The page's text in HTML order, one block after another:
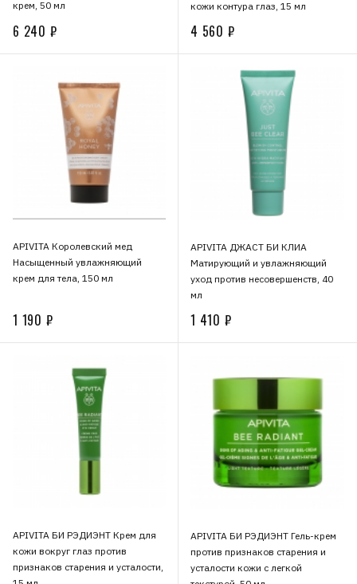
крем, 50 мл
6 240 ₽
кожи контура глаз, 15 мл
4 560 ₽
APIVITA Королевский мед
Насыщенный увлажняющий
крем для тела, 150 мл
1 190 ₽
APIVITA ДЖАСТ БИ КЛИА
Матирующий и увлажняющий
уход против несовершенств, 40
мл
1 410 ₽
APIVITA БИ РЭДИЭНТ Крем для
кожи вокруг глаз против
признаков старения и усталости,
APIVITA БИ РЭДИЭНТ Гель-крем
против признаков старения и
усталости кожи с легкой